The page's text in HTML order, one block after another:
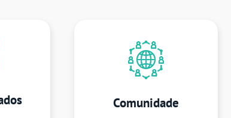
Comunidade